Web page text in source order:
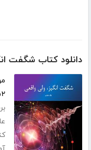
دانلود کتاب شگفت